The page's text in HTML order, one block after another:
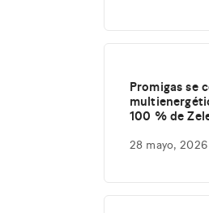
Promigas se
100 % de
28 mayo, 2026